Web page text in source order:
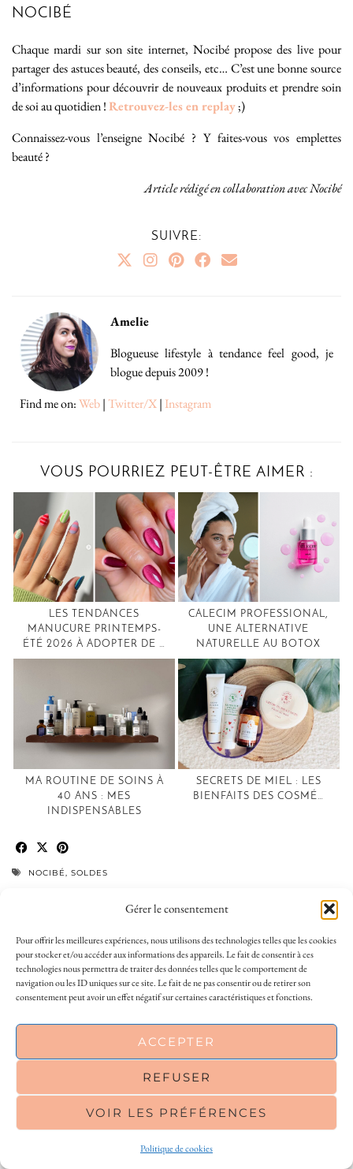
This site uses cookies to deliver its services
agree to its use of cookies. Learn more
OK
Gérer le consentement
Pour offrir les meilleures expériences, nous utilisons des technologies telles que les cookies
pour stocker et/ou accéder aux informations des appareils. Le fait de consentir à ces
technologies nous permettra de traiter des données telles que le comportement de
navigation ou les ID uniques sur ce site. Le fait de ne pas consentir ou de retirer son
consentement peut avoir un effet négatif sur certaines caractéristiques et fonctions.
ACCEPTER
REFUSER
VOIR LES PRÉFÉRENCES
Politique de cookies
NOCIBÉ
Chaque mardi sur son site internet, Nocibé propose des live pour
partager des astuces beauté, des conseils, etc… C’est une bonne source
d’informations pour découvrir de nouveaux produits et prendre soin
de soi au quotidien !Retrouvez-les en replay;)
Connaissez-vous l’enseigne Nocibé ? Y faites-vous vos emplettes
beauté ?
Article rédigé en collaboration avec Nocibé
SUIVRE:
Amelie
Blogueuse lifestyle à tendance feel good, je
blogue depuis 2009 !
Find me on:Web|Twitter/X| Instagram
VOUS POURRIEZ PEUT-ÊTRE AIMER :
LES TENDANCES
MANUCURE PRINTEMPS-
ÉTÉ 2026 À ADOPTER DE …
CALECIM PROFESSIONAL,
UNE ALTERNATIVE
NATURELLE AU BOTOX
MA ROUTINE DE SOINS À
40 ANS : MES
INDISPENSABLES
SECRETS DE MIEL : LES
BIENFAITS DES COSMÉ…
NOCIBÉ, SOLDES
SOLDES CYRILLUS : MES
4 COMMENTAIRES
21 JANVIER 2021 / 11 H 04 MIN
J’aime bien Nocibé il y a toujours des produits sympas mais j’avoue
que même avec les soldes cela reste un budget. Du coup j’achète plus
sur des sites de vente privée quand j’en ai besoin. Et avec le masque je
privilégie le maquillage des yeux ce que je faisais moins avant ça change